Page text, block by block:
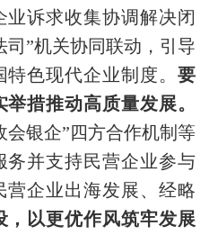
诉求收集协调解决闭
”机关协同联动，引导
色现代企业制度。 要
措推动高质量发展。
会银企”四方合作机制等
务并支持民营企业参与
企业出海发展、经略
，以更优作风筑牢发展